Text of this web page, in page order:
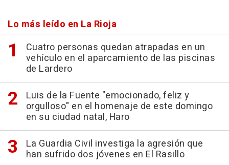
Lo más leído en La Rioja
Cuatro personas quedan atrapadas en un
vehículo en el aparcamiento de las piscinas
de Lardero
Luis de la Fuente "emocionado, feliz y
orgulloso" en el homenaje de este domingo
en su ciudad natal, Haro
La Guardia Civil investiga la agresión que
han sufrido dos jóvenes en El Rasillo